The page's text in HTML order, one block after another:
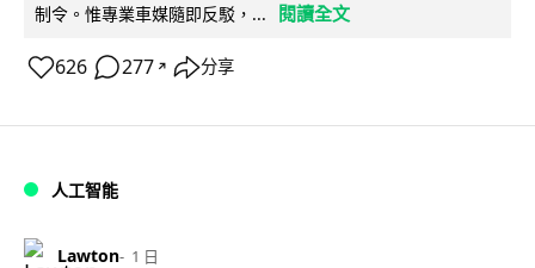
制令。惟專業車媒隨即反駁，...
閱讀全文
626 277 ↗ 分享
人工智能
Lawton 1 日